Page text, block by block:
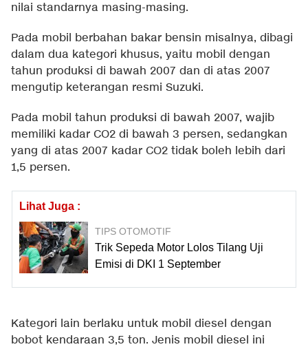
nilai standarnya masing-masing.
Pada mobil berbahan bakar bensin misalnya, dibagi
dalam dua kategori khusus, yaitu mobil dengan
tahun produksi di bawah 2007 dan di atas 2007
mengutip keterangan resmi Suzuki.
Pada mobil tahun produksi di bawah 2007, wajib
memiliki kadar CO2 di bawah 3 persen, sedangkan
yang di atas 2007 kadar CO2 tidak boleh lebih dari
1,5 persen.
Lihat Juga :
TIPS OTOMOTIF
Trik Sepeda Motor Lolos Tilang Uji
Emisi di DKI 1 September
Kategori lain berlaku untuk mobil diesel dengan
bobot kendaraan 3,5 ton. Jenis mobil diesel ini